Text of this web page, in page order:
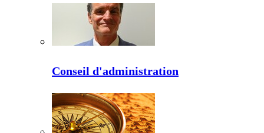
Conseil d'administration